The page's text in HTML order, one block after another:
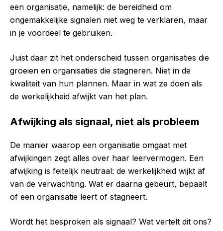
een organisatie, namelijk: de bereidheid om
ongemakkelijke signalen niet weg te verklaren, maar
in je voordeel te gebruiken.
Juist daar zit het onderscheid tussen organisaties die
groeien en organisaties die stagneren. Niet in de
kwaliteit van hun plannen. Maar in wat ze doen als
de werkelijkheid afwijkt van het plan.
Afwijking als signaal, niet als probleem
De manier waarop een organisatie omgaat met
afwijkingen zegt alles over haar leervermogen. Een
afwijking is feitelijk neutraal: de werkelijkheid wijkt af
van de verwachting. Wat er daarna gebeurt, bepaalt
of een organisatie leert of stagneert.
Wordt het besproken als signaal? Wat vertelt dit ons?